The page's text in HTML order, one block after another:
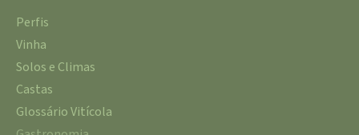
Perfis
Vinha
Solos e Climas
Castas
Glossário Vitícola